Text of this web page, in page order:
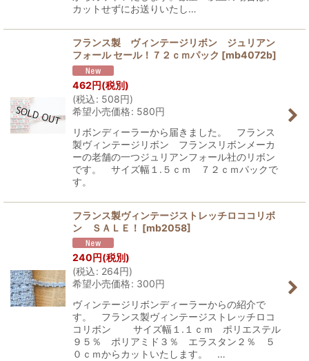
カットせずにお送りいたし…
フランス製 ヴィンテージリボン ジュリアン
フォール セール！７２ｃｍパック [mb4072b]
462円(税別)
(税込: 508円)
希望小売価格: 580円
リボンディーラーから届きました。 フランス
製ヴィンテージリボン フランスリボンメーカ
ーの老舗の一つジュリアンフォール社のリボン
です。 サイズ幅１.５ｃｍ ７２ｃｍパックで
す。
フランス製ヴィンテージストレッチロココリボ
ン ＳＡＬＥ！ [mb2058]
240円(税別)
(税込: 264円)
希望小売価格: 300円
ヴィンテージリボンディーラーからの紹介で
す。 フランス製ヴィンテージストレッチロコ
コリボン サイズ幅１.１ｃｍ ポリエステル
９５％ ポリアミド３％ エラスタン２％ ５
０ｃｍからカットいたします。 …